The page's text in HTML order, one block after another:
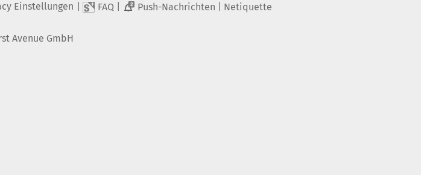
Einstellungen FAQ 2 Push-Nachrichten Netiquette
Avenue GmbH